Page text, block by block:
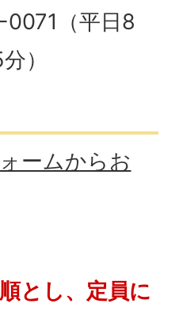
（平日8
）
ームからお
とし、定員に